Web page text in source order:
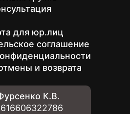
для юр.лиц
соглашение
и возврата
К.В.
616606322786